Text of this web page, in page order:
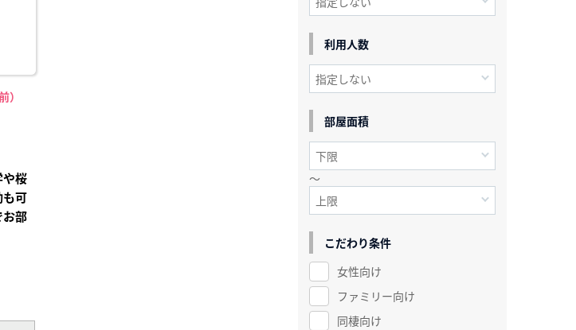
）
や桜
も可
お部
利用人数
部屋面積
～
こだわり条件
女性向け
ファミリー向け
同棲向け